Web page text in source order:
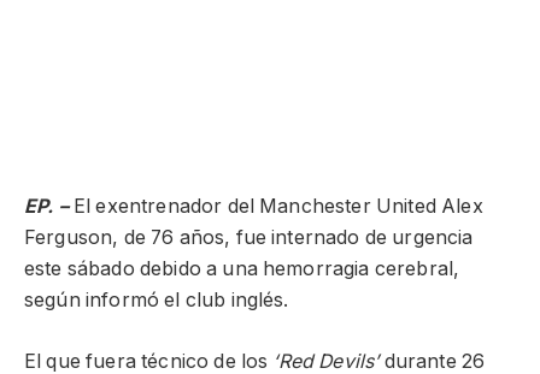
EP. – El exentrenador del Manchester United Alex
Ferguson, de 76 años, fue internado de urgencia
este sábado debido a una hemorragia cerebral,
según informó el club inglés.
El que fuera técnico de los ‘Red Devils’durante 26